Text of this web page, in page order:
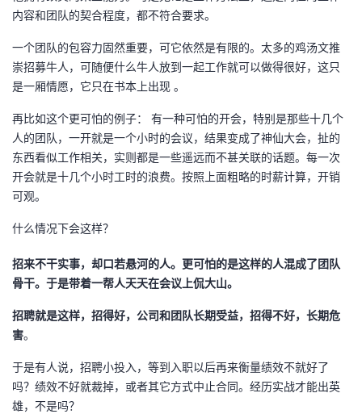
内容和团队的契合程度，都不符合要求。
一个团队的包容力固然重要，可它依然是有限的。太多的鸡汤文推
崇招募牛人，可随便什么牛人放到一起工作就可以做得很好，这只
是一厢情愿，它只在书本上出现 。
再比如这个更可怕的例子： 有一种可怕的开会，特别是那些十几个
人的团队，一开就是一个小时的会议，结果变成了神仙大会，扯的
东西看似工作相关，实则都是一些遥远而不甚关联的话题。每一次
开会就是十几个小时工时的浪费。按照上面粗略的时薪计算，开销
可观。
什么情况下会这样？
招来不干实事，却口若悬河的人。更可怕的是这样的人混成了团队
骨干。于是带着一帮人天天在会议上侃大山。
招聘就是这样，招得好，公司和团队长期受益，招得不好，长期危
害。
于是有人说，招聘小投入，等到入职以后再来衡量绩效不就好了
吗？绩效不好就裁掉，或者其它方式中止合同。经历实战才能出英
雄，不是吗？